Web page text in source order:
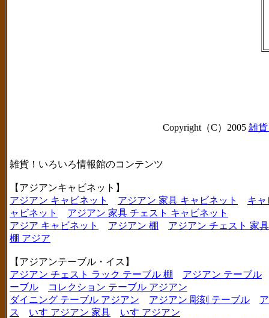
Copyright（C）2005 雑
雑貨！いろいろ情報館のコンテンツ
【アジアンキャビネット】
アジアン キャビネット
アジアン 家具 キャビネット
キャ
ャビネット
アジアン 家具 チェスト キャビネット
アジア キャビネット
アジアン 棚
アジアン チェスト 家
棚 アジア
【アジアンテーブル・イス】
アジアン チェスト ラック テーブル 棚
アジアン テーブル
ーブル
コレクション テーブル アジアン
ダイニング テーブル アジアン
アジアン 彫刻 テーブル
ス
いす アジアン 家具
いす アジアン